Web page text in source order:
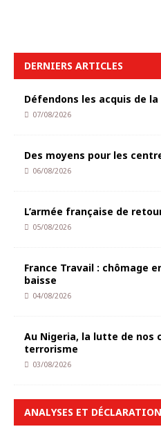
DERNIERS ARTICLES
Défendons les acquis de
07/08/2026
Des moyens pour les
06/08/2026
L’armée française de
05/08/2026
France Travail : chômage
baisse
04/08/2026
Au Nigeria, la lutte de nos
terrorisme
03/08/2026
ANALYSES ET